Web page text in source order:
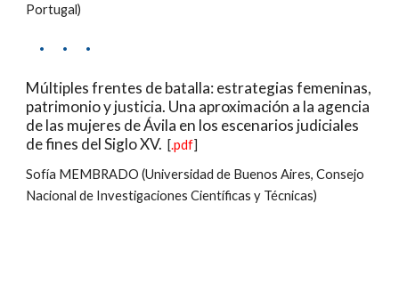
Portugal)
·     ·     ·
Múltiples frentes de batalla: estrategias femeninas,
patrimonio y justicia. Una aproximación a la agencia
de las mujeres de Ávila en los escenarios judiciales
de fines del Siglo XV.
  [
.pdf]
Sofía MEMBRADO (Universidad de Buenos Aires, Consejo
Nacional de Investigaciones Científicas y Técnicas)